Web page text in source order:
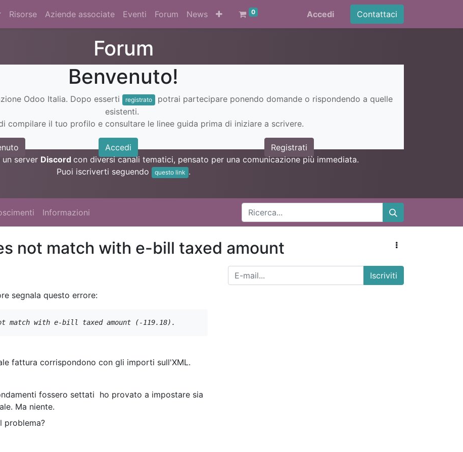
Risorse Aziende associate Eventi Forum News 0 Accedi Contattaci
Forum
Benvenuto!
Odoo Italia. Dopo esserti registrato
potrai partecipare ponendo domande o rispondendo a quelle
esistenti.
compilare il tuo profilo e consultare le linee guida prima di iniziare a scrivere.
Accedi
Registrati
server Discord con diversi canali tematici, pensato per una comunicazione più immediata.
Puoi iscriverti seguendo
questo link .
Informazioni
not match with e-bill taxed amount
Iscriviti
segnala questo errore:
match with e-bill taxed amount (-119.18).
fattura corrispondono con gli importi sull'XML.
fossero settati ho provato a impostare sia
Ma niente.
problema?